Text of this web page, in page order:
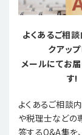
よくあるご相
クアッ
メールにてお
す!
よくあるご相談
や税理士などの
答するQ&A集を